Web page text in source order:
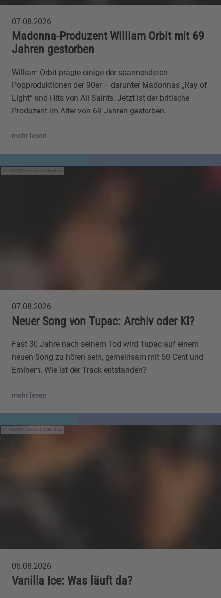
07.08.2026
Madonna-Produzent William Orbit mit 69
Jahren gestorben
William Orbit prägte einige der spannendsten
Popproduktionen der 90er – darunter Madonnas „Ray of
Light“ und Hits von All Saints. Jetzt ist der britische
Produzent im Alter von 69 Jahren gestorben.
mehr lesen
IMAGO / Everett Collection
07.08.2026
Neuer Song von Tupac: Archiv oder KI?
Fast 30 Jahre nach seinem Tod wird Tupac auf einem
neuen Song zu hören sein, gemeinsam mit 50 Cent und
Eminem. Wie ist der Track entstanden?
mehr lesen
IMAGO / Everett Collection
05.08.2026
Vanilla Ice: Was läuft da?